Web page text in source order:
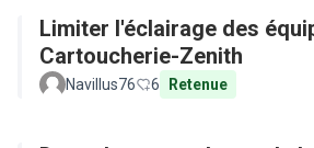
Limiter l'éclairage des
Cartoucherie-Zenith
Navillus76 6 Retenue